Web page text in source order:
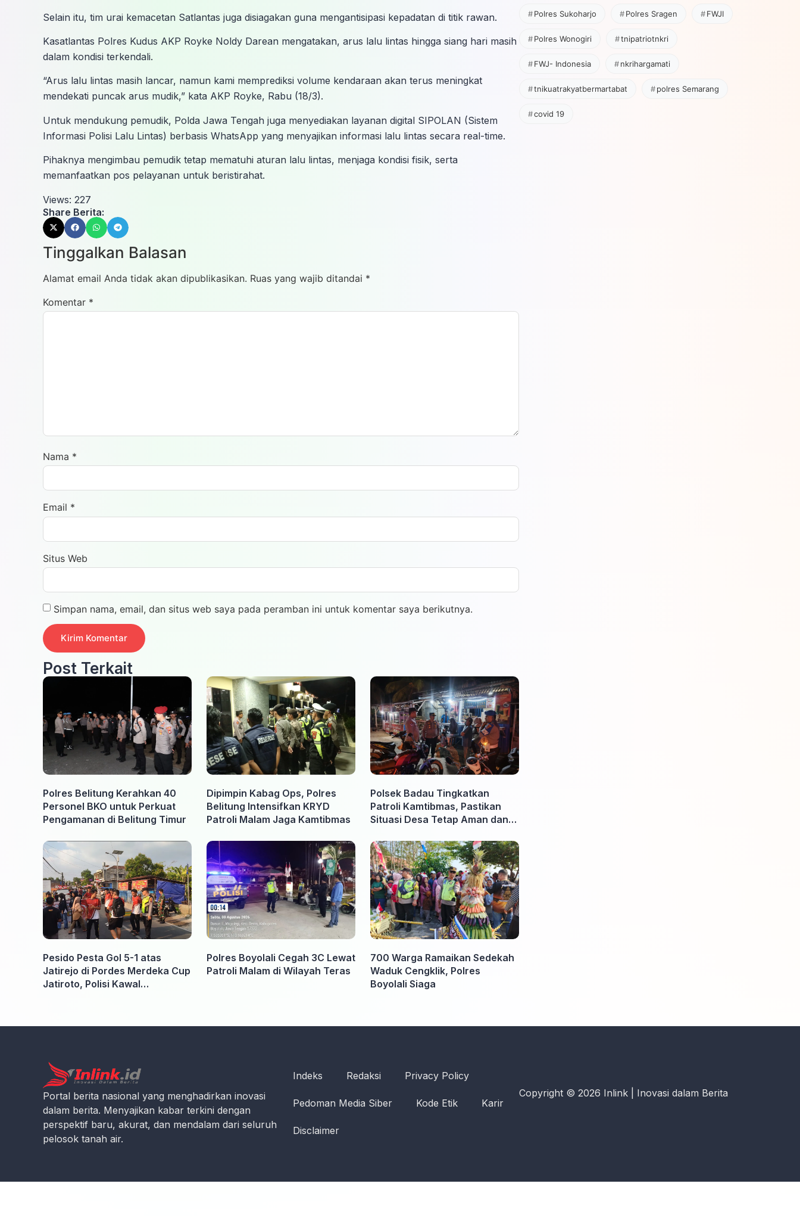
Selain itu, tim urai kemacetan Satlantas juga disiagakan guna mengantisipasi kepadatan di titik rawan.
Kasatlantas Polres Kudus AKP Royke Noldy Darean mengatakan, arus lalu lintas hingga siang hari masih
dalam kondisi terkendali.
“Arus lalu lintas masih lancar, namun kami memprediksi volume kendaraan akan terus meningkat
mendekati puncak arus mudik,” kata AKP Royke, Rabu (18/3).
Untuk mendukung pemudik, Polda Jawa Tengah juga menyediakan layanan digital SIPOLAN (Sistem
Informasi Polisi Lalu Lintas) berbasis WhatsApp yang menyajikan informasi lalu lintas secara real-time.
Pihaknya mengimbau pemudik tetap mematuhi aturan lalu lintas, menjaga kondisi fisik, serta
memanfaatkan pos pelayanan untuk beristirahat.
Views: 227
Share Berita:
Tinggalkan Balasan
Alamat email Anda tidak akan dipublikasikan. Ruas yang wajib ditandai *
Komentar *
Nama *
Email *
Situs Web
Simpan nama, email, dan situs web saya pada peramban ini untuk komentar saya berikutnya.
Post Terkait
Polres Belitung Kerahkan 40
Personel BKO untuk Perkuat
Pengamanan di Belitung Timur
Dipimpin Kabag Ops, Polres
Belitung Intensifkan KRYD
Patroli Malam Jaga Kamtibmas
Polsek Badau Tingkatkan
Patroli Kamtibmas, Pastikan
Situasi Desa Tetap Aman dan
Pesido Pesta Gol 5-1 atas
Jatirejo di Pordes Merdeka Cup
Jatiroto, Polisi Kawal
Polres Boyolali Cegah 3C Lewat
Patroli Malam di Wilayah Teras
700 Warga Ramaikan Sedekah
Waduk Cengklik, Polres
Boyolali Siaga
Polres Sukoharjo Polres Sragen FWJI
Polres Wonogiri tnipatriotnkri
FWJ- Indonesia nkrihargamati
tnikuatrakyatbermartabat polres Semarang
covid 19
Portal berita nasional yang menghadirkan inovasi
dalam berita. Menyajikan kabar terkini dengan
perspektif baru, akurat, dan mendalam dari seluruh
pelosok tanah air.
Indeks Redaksi Privacy Policy
Pedoman Media Siber Kode Etik Karir
Disclaimer
Copyright © 2026 Inlink | Inovasi dalam Berita